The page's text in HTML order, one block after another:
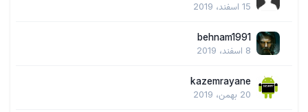
15 اسفند، 2019
behnam1991
8 اسفند، 2019
kazemrayane
20 بهمن، 2019